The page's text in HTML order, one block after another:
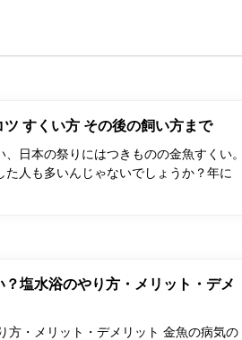
すくい方 その後の飼い方まで
日本の祭りにはつきものの金魚すくい。
人も多いんじゃないでしょうか？年に
塩水浴のやり方・メリット・デメ
方・メリット・デメリット 金魚の病気の